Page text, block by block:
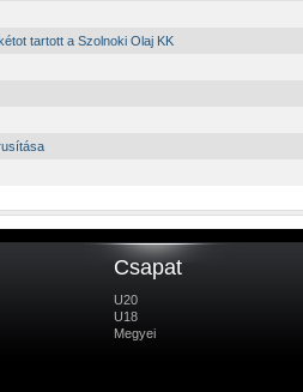
tartott a Szolnoki Olaj KK
Csapat
U20
U18
Megyei